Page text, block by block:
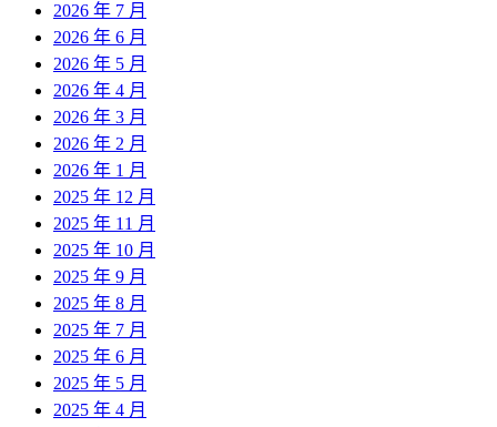
2026 年 7 月
2026 年 6 月
2026 年 5 月
2026 年 4 月
2026 年 3 月
2026 年 2 月
2026 年 1 月
2025 年 12 月
2025 年 11 月
2025 年 10 月
2025 年 9 月
2025 年 8 月
2025 年 7 月
2025 年 6 月
2025 年 5 月
2025 年 4 月